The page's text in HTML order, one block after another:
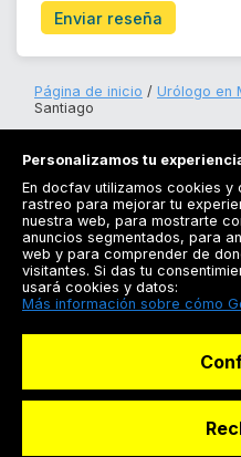
Enviar reseña
Página de inicio Urólogo en
Santiago
Docfav
Personalizamos tu
En docfav utilizamos cookies y
rastreo para mejorar tu
nuestra web, para mostrarte
anuncios segmentados, para
web y para comprender de
visitantes. Si das tu
usará cookies y datos:
Más información sobre cómo